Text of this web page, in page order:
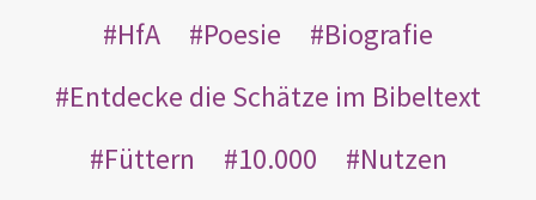
HfA
Poesie
Biografie
Entdecke die Schätze im Bibeltext
Füttern
10.000
Nutzen